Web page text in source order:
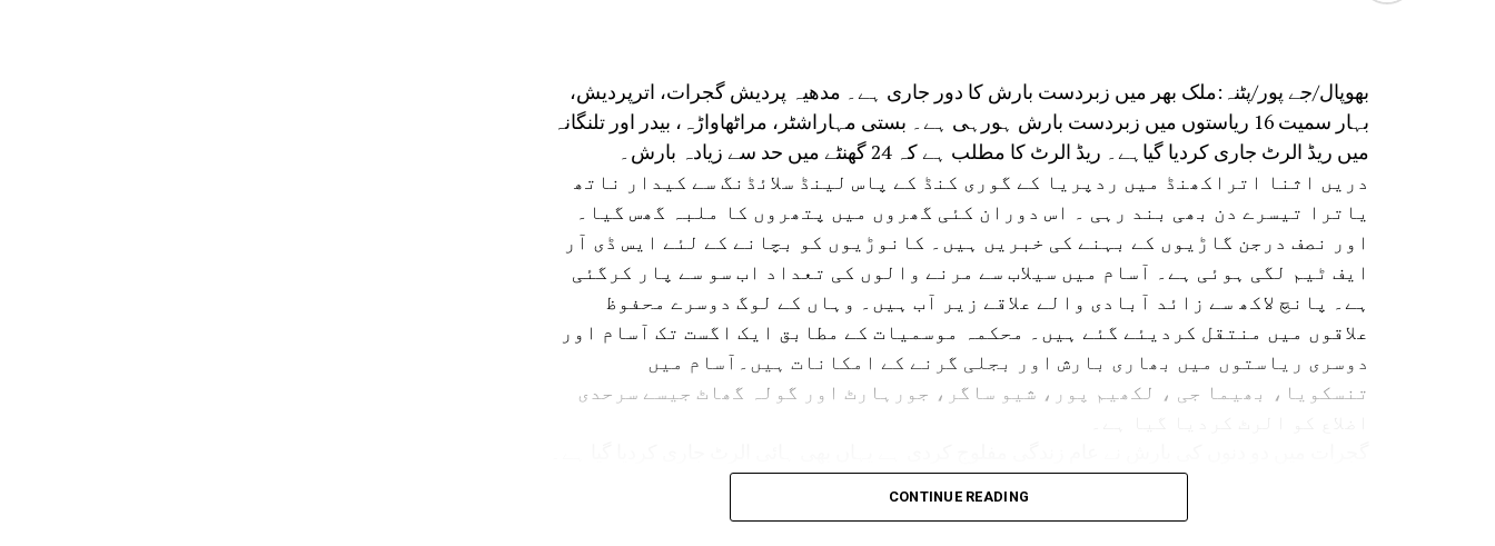
بھوپال/جے پور/پٹنہ:ملک بھر میں زبردست بارش کا دور جاری ہے۔ مدھیہ پردیش گجرات، اترپردیش،
بہار سمیت 16 ریاستوں میں زبردست بارش ہورہی ہے۔ بستی مہاراشٹر، مراٹھاواڑہ، بیدر اور تلنگانہ
میں ریڈ الرٹ جاری کردیا گیاہے۔ ریڈ الرٹ کا مطلب ہے کہ 24 گھنٹے میں حد سے زیادہ بارش۔
دریں اثنا اتراکھنڈ میں ردپریا کے گوری کنڈ کے پاس لینڈ سلائڈنگ سے کیدار ناتھ
یاترا تیسرے دن بھی بند رہی ۔ اس دوران کئی گھروں میں پتھروں کا ملبہ گھس گیا۔
اور نصف درجن گاڑیوں کے بہنے کی خبریں ہیں۔ کانوڑیوں کو بچانے کے لئے ایس ڈی آر
ایف ٹیم لگی ہوئی ہے۔ آسام میں سیلاب سے مرنے والوں کی تعداد اب سو سے پار کرگئی
ہے۔ پانچ لاکھ سے زائد آبادی والے علاقے زیر آب ہیں۔ وہاں کے لوگ دوسرے محفوظ
علاقوں میں منتقل کردیئے گئے ہیں۔ محکمہ موسمیات کے مطابق ایک اگست تک آسام اور
دوسری ریاستوں میں بھاری بارش اور بجلی گرنے کے امکانات ہیں۔آسام میں
تنسکویا، بھیما جی ، لکھیم پور، شیو ساگر، جورہارٹ اور گولہ گھاٹ جیسے سرحدی
مدھیہ پردیش میں بھی بارش کا الرٹ جاری کیا گیا ہے۔ وہاں کے 17 اضلع متاثر ہیں۔ یوپی ،
بہار کے کئی اضلاع میں بھی انتظامیہ الرٹ ہے۔
CONTINUE READING